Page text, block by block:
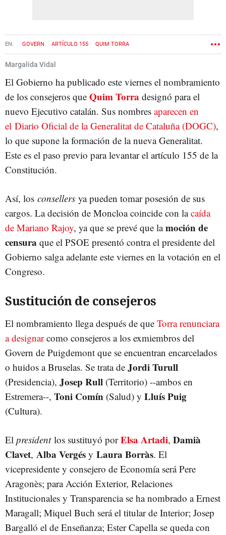
GOVERN ARTÍCULO 155 QUIM TORRA
Margalida Vidal
El Gobierno ha publicado este viernes el nombramiento
de los consejeros que Quim Torra designó para el
nuevo Ejecutivo catalán. Sus nombres aparecen en
el Diario Oficial de la Generalitat de Cataluña (DOGC),
lo que supone la formación de la nueva Generalitat.
Este es el paso previo para levantar el artículo 155 de la
Constitución.
Así, los consellers ya pueden tomar posesión de sus
cargos. La decisión de Moncloa coincide con lacaída
de Mariano Rajoy, ya que se prevé que lamoción de
censura que el PSOE presentó contra el presidente del
Gobierno salga adelante este viernes en la votación en el
Congreso.
Sustitución de consejeros
El nombramiento llega después de que Torra renunciara
a designarcomo consejeros a los exmiembros del
Govern de Puigdemont que se encuentran encarcelados
o huidos a Bruselas. Se trata de Jordi Turull
(Presidencia), Josep Rull (Territorio) --ambos en
Estremera--, Toni Comín (Salud) y Lluís Puig
(Cultura).
El president los sustituyó porElsa Artadi, Damià
Clavet, Alba Vergés y Laura Borràs. El
vicepresidente y consejero de Economía será Pere
Aragonès; para Acción Exterior, Relaciones
Institucionales y Transparencia se ha nombrado a Ernest
Maragall; Miquel Buch será el titular de Interior; Josep
Bargalló el de Enseñanza; Ester Capella se queda con